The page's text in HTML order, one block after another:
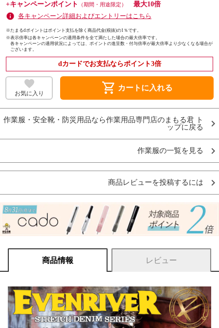
+キャンペーンポイント
（期間・用途限定）
最大10倍
各キャンペーン詳細およびエントリーはこちら
※たまるdポイントはポイント支払を除く商品代金(税抜)の1％です。
※表示倍率は各キャンペーンの適用条件を全て満たした場合の最大倍率です。
各キャンペーンの適用状況によっては、ポイントの進呈数・付与倍率が最大倍率より少なくなる場合が
ございます。
dカードでお支払ならポイント3倍
お気に入り shopping_cart カートに入れる
作業服・安全靴・防災用品なら作業用品専門店のまもる君 ト
ップに戻る
作業服の一覧を見る
商品レビューを投稿するには
商品情報 レビュー